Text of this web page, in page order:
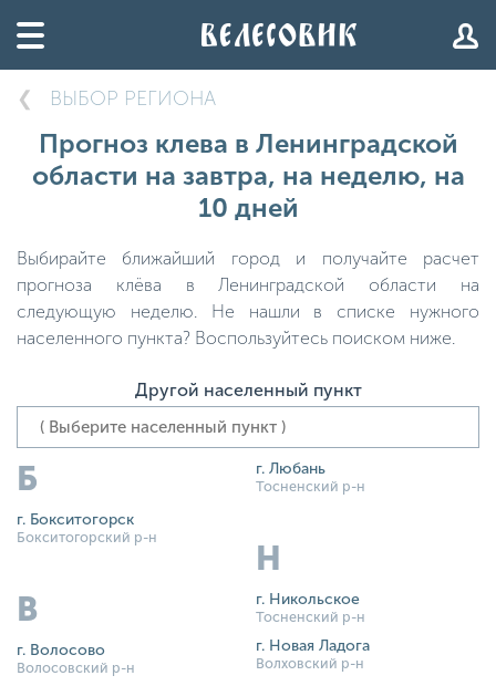
ВЫБОР РЕГИОНА
Прогноз клева в Ленинградской
области на завтра, на неделю, на
10 дней
Выбирайте ближайший город и получайте расчет
прогноза клёва в Ленинградской области на
следующую неделю. Не нашли в списке нужного
населенного пункта? Воспользуйтесь поиском ниже.
Другой населенный пункт
Б
г. Бокситогорск
Бокситогорский р-н
В
г. Волосово
Волосовский р-н
г. Любань
Тосненский р-н
Н
г. Никольское
Тосненский р-н
г. Новая Ладога
Волховский р-н